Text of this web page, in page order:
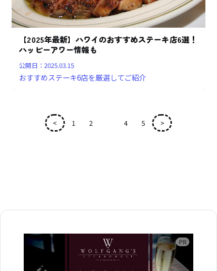
【2025年最新】ハワイのおすすめステーキ店6選！
ハッピーアワー情報も
公開日：2025.03.15
おすすめステーキ6店を厳選してご紹介
< 1 2 4 5 >
広告